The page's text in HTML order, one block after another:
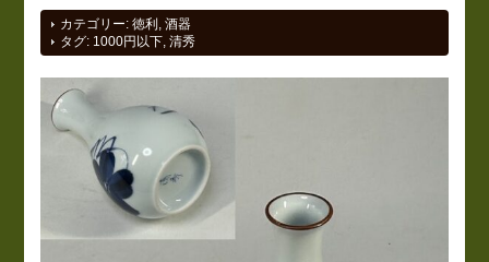
カテゴリー:徳利 ,酒器
タグ: 1000円以下 ,清秀